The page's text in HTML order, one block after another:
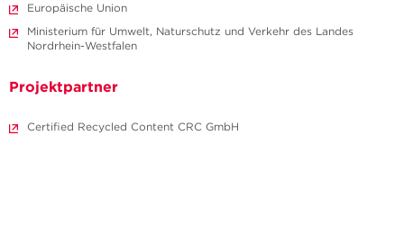
Europäische Union
Ministerium für Umwelt, Naturschutz und Verkehr des Landes
Nordrhein-Westfalen
Projektpartner
Certified Recycled Content CRC GmbH